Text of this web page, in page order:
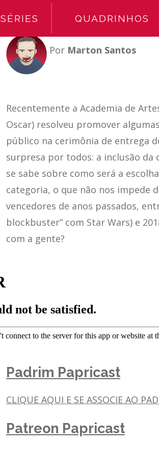
SÉRIES QUADRINHOS
Por Marton Santos
Recentemente a Academia de
Oscar) resolveu promover
público na cerimônia de entrega
surpresa por todos: a inclusão da
se sabe sobre como será a
categoria, o que não nos impede
vencedores de anos passados,
blockbuster” com Star Wars) e
com a gente?
Padrim Papricast
CLIQUE AQUI E SE ASSOCIE AO
Patreon Papricast